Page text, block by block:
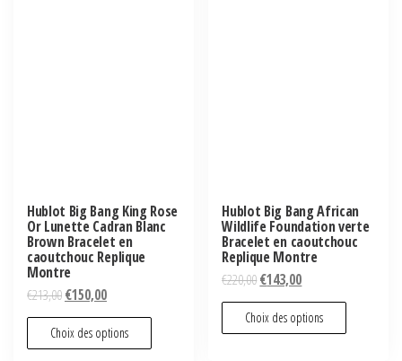
Hublot Big Bang King Rose
Or Lunette Cadran Blanc
Brown Bracelet en
caoutchouc Replique
Montre
€213,00€150,00
Choix des options
Hublot Big Bang African
Wildlife Foundation verte
Bracelet en caoutchouc
Replique Montre
€220,00€143,00
Choix des options